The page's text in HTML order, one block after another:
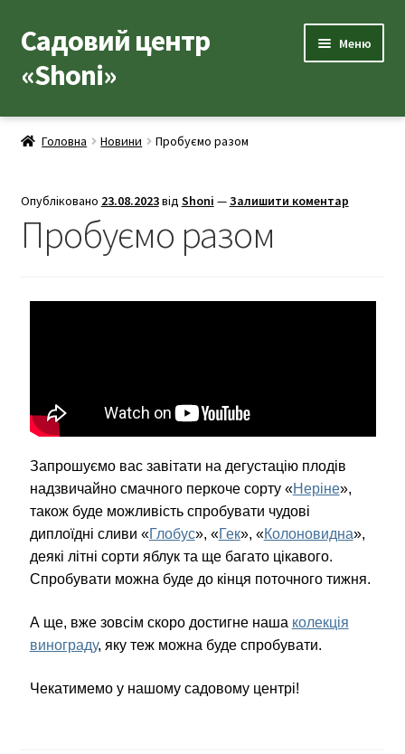
Садовий центр
«Shoni»
Меню
Каталог товарів
Допоміжні товари
Контакти
Корисна інформація
Головна Новини Пробуємо разом
Опубліковано 23.08.2023від Shoni —Залишити коментар
Пробуємо разом
Запрошуємо вас завітати на дегустацію плодів
надзвичайно смачного перкоче сорту «Неріне»,
також буде можливість спробувати чудові
диплоїдні сливи «Глобус», «Гек», «Колоновидна»,
деякі літні сорти яблук та ще багато цікавого.
Спробувати можна буде до кінця поточного тижня.
А ще, вже зовсім скоро достигне наша колекція
винограду, яку теж можна буде спробувати.
Чекатимемо у нашому садовому центрі!